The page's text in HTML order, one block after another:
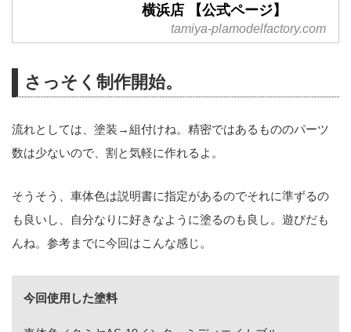
横浜店 【公式ページ】
tamiya-plamodelfactory.com
さっそく制作開始。
流れとしては、塗装→組付けね。精密ではあるもののパーツ
数は少ないので、割と気軽に作れるよ。
そうそう、車体色は説明書に指定があるのでそれに準ずるの
も良いし、自分なりに好きなように塗るのも良し。遊びだも
んね。参考までに今回はこんな感じ。
今回使用した塗料